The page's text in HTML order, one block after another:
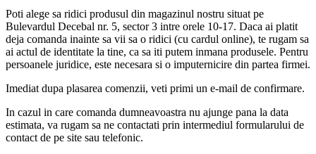
Poti alege sa ridici produsul din magazinul nostru situat pe
Bulevardul Decebal nr. 5, sector 3 intre orele 10-17. Daca ai platit
deja comanda inainte sa vii sa o ridici (cu cardul online), te rugam sa
ai actul de identitate la tine, ca sa iti putem inmana produsele. Pentru
persoanele juridice, este necesara si o imputernicire din partea firmei.
Imediat dupa plasarea comenzii, veti primi un e-mail de confirmare.
In cazul in care comanda dumneavoastra nu ajunge pana la data
estimata, va rugam sa ne contactati prin intermediul formularului de
contact de pe site sau telefonic.